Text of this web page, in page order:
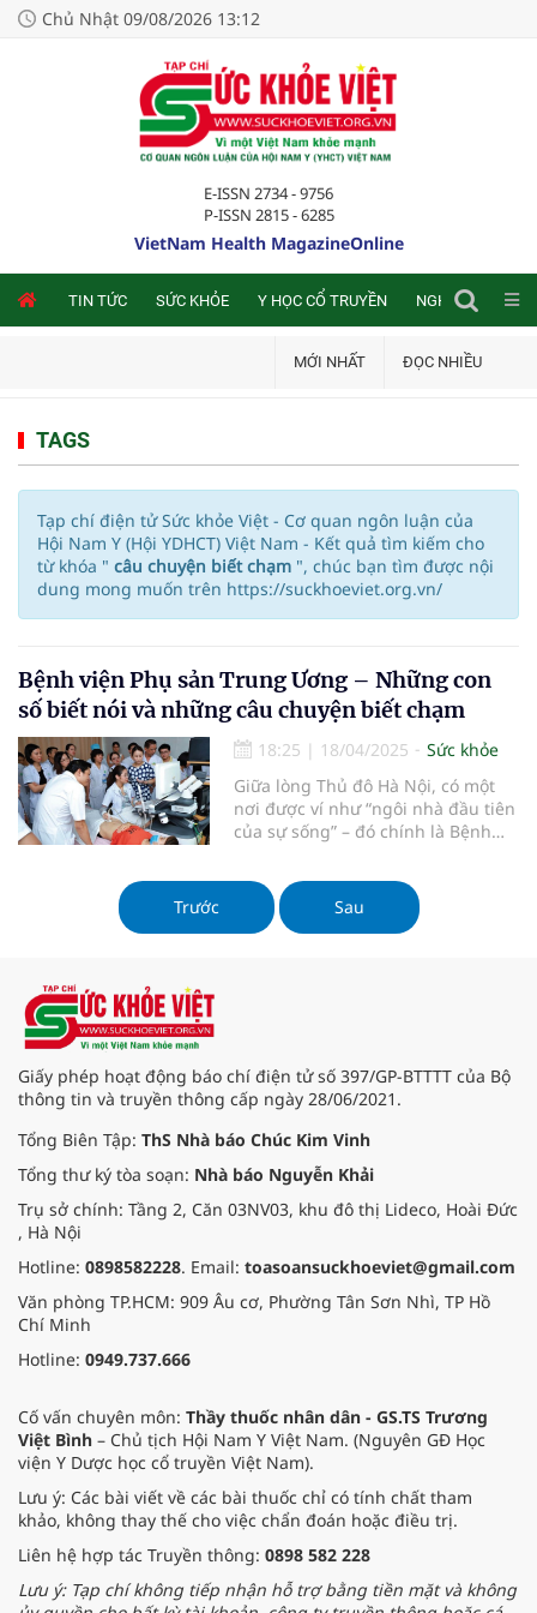
Chủ Nhật 09/08/2026 13:12
E-ISSN 2734 - 9756
P-ISSN 2815 - 6285
VietNam Health MagazineOnline
TIN TỨC SỨC KHỎE Y HỌC CỔ TRUYỀN NGHIÊN CỨU
MỚI NHẤT ĐỌC NHIỀU
TAGS
Tạp chí điện tử Sức khỏe Việt - Cơ quan ngôn luận của
Hội Nam Y (Hội YDHCT) Việt Nam - Kết quả tìm kiếm cho
từ khóa " câu chuyện biết chạm ", chúc bạn tìm được nội
dung mong muốn trên https://suckhoeviet.org.vn/
Bệnh viện Phụ sản Trung Ương – Những con
số biết nói và những câu chuyện biết chạm
18:25 | 18/04/2025
Sức khỏe
Giữa lòng Thủ đô Hà Nội, có một
nơi được ví như “ngôi nhà đầu tiên
của sự sống” – đó chính là Bệnh
năm qua, nơi đây không chỉ là địa
chỉ y tế đầu ngành trong lĩnh vực
sản phụ khoa, mà còn là biểu
Trước Sau
Giấy phép hoạt động báo chí điện tử số 397/GP-BTTTT của Bộ
thông tin và truyền thông cấp ngày 28/06/2021.
Tổng Biên Tập: ThS Nhà báo Chúc Kim Vinh
Tổng thư ký tòa soạn: Nhà báo Nguyễn Khải
Trụ sở chính: Tầng 2, Căn 03NV03, khu đô thị Lideco, Hoài Đức
, Hà Nội
Hotline: 0898582228. Email: toasoansuckhoeviet@gmail.com
Văn phòng TP.HCM: 909 Âu cơ, Phường Tân Sơn Nhì, TP Hồ
Chí Minh
Hotline: 0949.737.666
Cố vấn chuyên môn: Thầy thuốc nhân dân - GS.TS Trương
Việt Bình – Chủ tịch Hội Nam Y Việt Nam. (Nguyên GĐ Học
viện Y Dược học cổ truyền Việt Nam).
Lưu ý: Các bài viết về các bài thuốc chỉ có tính chất tham
khảo, không thay thế cho việc chẩn đoán hoặc điều trị.
Liên hệ hợp tác Truyền thông: 0898 582 228
Lưu ý: Tạp chí không tiếp nhận hỗ trợ bằng tiền mặt và không